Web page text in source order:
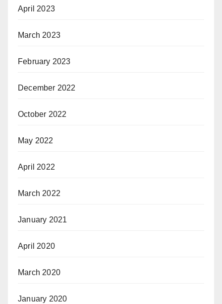
April 2023
March 2023
February 2023
December 2022
October 2022
May 2022
April 2022
March 2022
January 2021
April 2020
March 2020
January 2020